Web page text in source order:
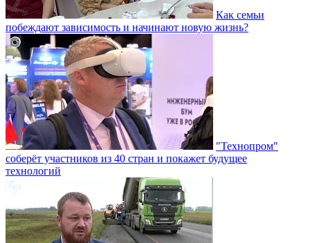
Как семьи
побеждают зависимость и начинают новую жизнь?
"Технопром"
соберёт участников из 40 стран и покажет будущее
технологий